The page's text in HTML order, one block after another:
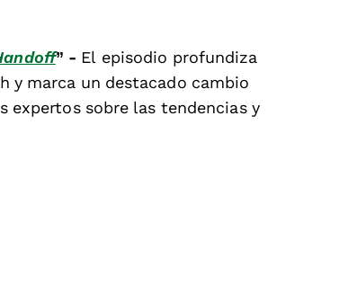
” - El episodio profundiza
y marca un destacado cambio
expertos sobre las tendencias y